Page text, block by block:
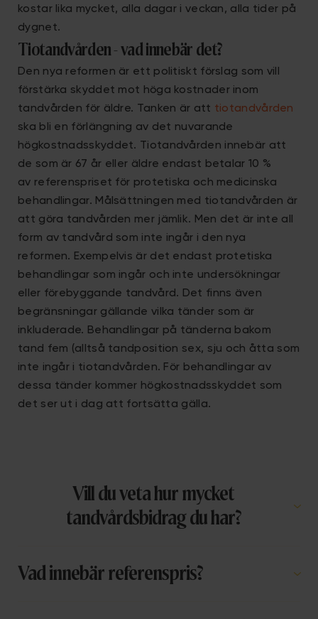
kostar lika mycket, alla dagar i veckan, alla tider på
dygnet.
Tiotandvården - vad innebär det?
Den nya reformen är ett politiskt förslag som vill
förstärka skyddet mot höga kostnader inom
tandvården för äldre. Tanken är att tiotandvården
ska bli en förlängning av det nuvarande
högkostnadsskyddet. Tiotandvården innebär att
de som är 67 år eller äldre endast betalar 10 %
av referenspriset för protetiska och medicinska
behandlingar. Målsättningen med tiotandvården är
att göra tandvården mer jämlik. Men det är inte all
form av tandvård som inte ingår i den nya
reformen. Exempelvis är det endast protetiska
behandlingar som ingår och inte undersökningar
eller förebyggande tandvård. Det finns även
begränsningar gällande vilka tänder som är
inkluderade. Behandlingar på tänderna bakom
tand fem (alltså tandposition sex, sju och åtta som
inte ingår i tiotandvården. För behandlingar av
dessa tänder kommer högkostnadsskyddet som
det ser ut i dag att fortsätta gälla.
Vill du veta hur mycket
tandvårdsbidrag du har?
Vad innebär referenspris?